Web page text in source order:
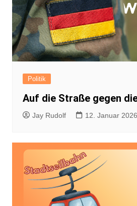
Politik
Auf die Straße gegen
Jay Rudolf 12. Januar 2026